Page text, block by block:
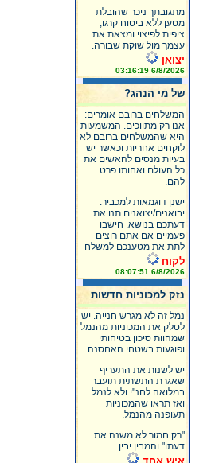
מתגובתך ניכר שהובלת
מטען ללא ביטוח קרגו,
ציפית לפיצוי ומצאת את
עצמך מול שוקת שבורה.
יצואן
6/8/2026 03:16:19
של מי הנהג?
המשלחים ברובם אומרים:
אנו רק מתווכים. המשמעות
היא שהמשלחים ברובם לא
לוקחים אחריות וכאשר יש
בעיות מנסים להאשים את
כל העולם ואחותו פרט
להם.
ישנן דוגמאות למכביר.
יבואנים/יצואנים תנו את
דעתכם בנושא. חישבו
פעמיים אם אתם רוצים
לתת את מטענכם למשלח
לקוח
6/8/2026 08:07:51
נזק למכוניות חדשות
נמל זה לא מגרש חנייה. יש
לסלק את המכוניות מהנמל
שמהוות סיכון בטיחותי
ופוגעות בשטחי האחסנה.
יש לשנות את התעריף
שאגרת התשתית תועבר
במלואה לחנ"י ולא לנמל
ואז תראו שהמכוניות
תעופנה מהנמל.
"רק חמור לא משנה את
דעתו" והמבין יבין....